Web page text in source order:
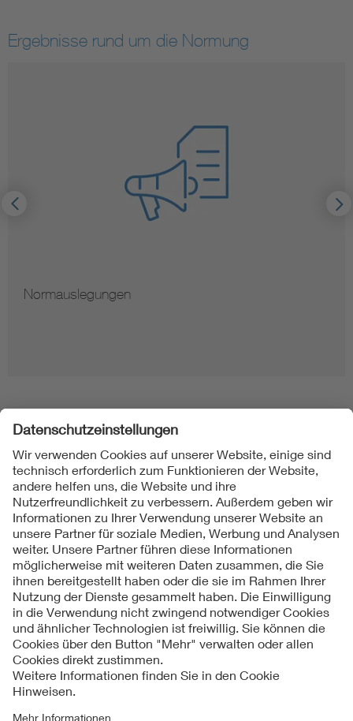
Ergebnisse rund um die Normung
Normauslegungen
Folgen Sie uns
Kontakt
Impressum
Datenschutzinformationen
Cookie Hinweise